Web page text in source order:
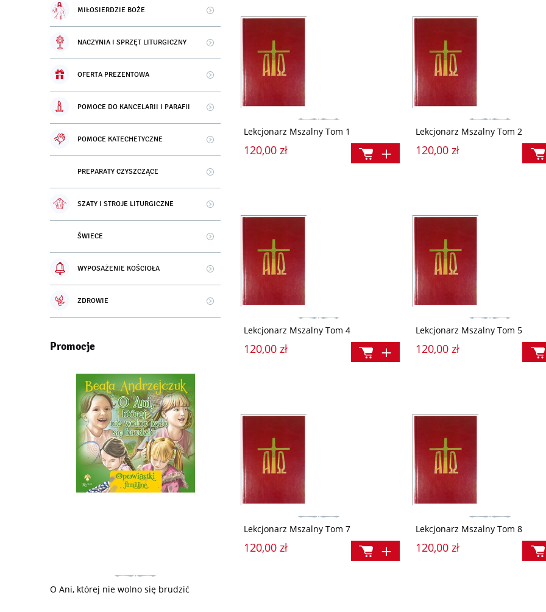
MIŁOSIERDZIE BOŻE
NACZYNIA I SPRZĘT LITURGICZNY
OFERTA PREZENTOWA
POMOCE DO KANCELARII I PARAFII
POMOCE KATECHETYCZNE
PREPARATY CZYSZCZĄCE
SZATY I STROJE LITURGICZNE
ŚWIECE
WYPOSAŻENIE KOŚCIOŁA
ZDROWIE
Promocje
O Ani, której nie wolno się brudzić
Lekcjonarz Mszalny Tom 1
120,00 zł
Lekcjonarz Mszalny Tom 2
120,00 zł
Lekcjonarz Mszalny Tom 4
120,00 zł
Lekcjonarz Mszalny Tom 5
120,00 zł
Lekcjonarz Mszalny Tom 7
120,00 zł
Lekcjonarz Mszalny Tom 8
120,00 zł